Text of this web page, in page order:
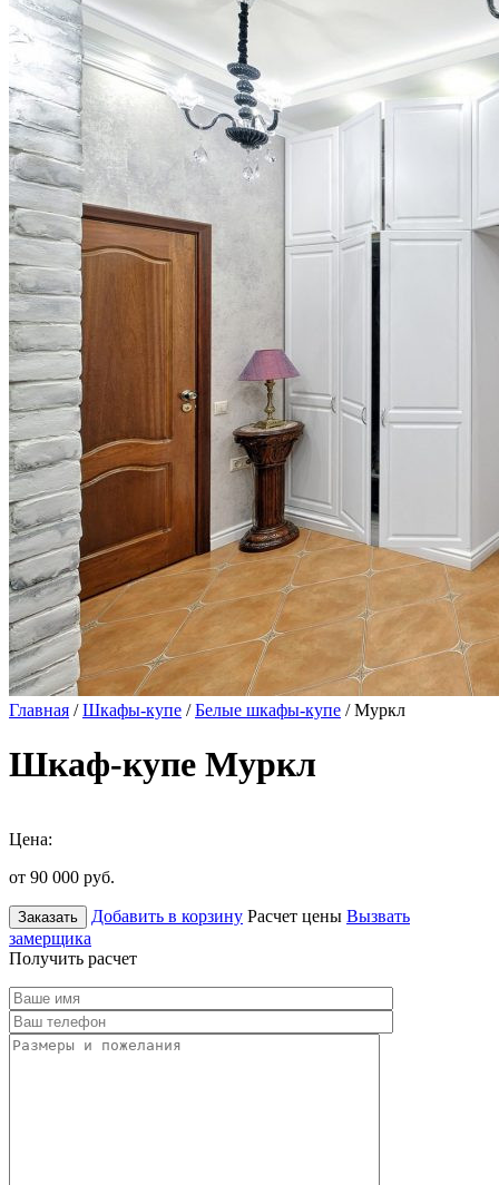
Главная /Шкафы-купе /Белые шкафы-купе / Муркл
Шкаф-купе Муркл
Цена:
от 90 000 руб.
Заказать Добавить в корзину Расчет цены Вызвать
замерщика
Получить расчет